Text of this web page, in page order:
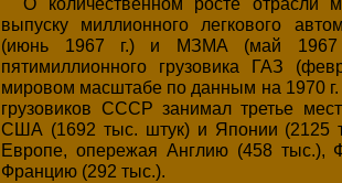
выпуску миллионного легкового
(июнь 1967 г.) и МЗМА (май 1967
пятимиллионного грузовика ГАЗ
мировом масштабе по данным на 1970 г.
грузовиков СССР занимал третье
США (1692 тыс. штук) и Японии (2125
Европе, опережая Англию (458 тыс.),
Францию (292 тыс.).